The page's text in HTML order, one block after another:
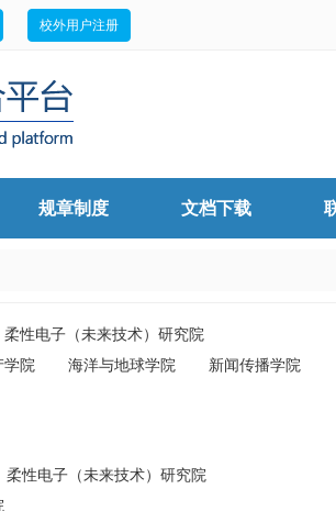
校外用户注册
规章制度 文档下载
柔性电子（未来技术）研究院
学院 海洋与地球学院
新闻传播学院
柔性电子（未来技术）研究院